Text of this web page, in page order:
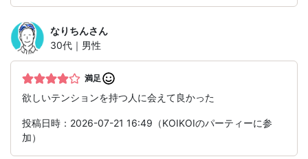
なりちんさん
30代｜男性
満足
欲しいテンションを持つ人に会えて良かった
投稿日時：2026-07-21 16:49（KOIKOIのパーティーに参
加）